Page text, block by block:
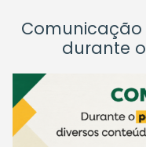
Comunicação
durante